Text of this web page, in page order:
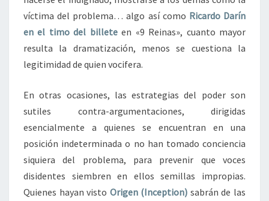
víctima del problema… algo así como Ricardo Darín
en el timo del billeteen «9 Reinas», cuanto mayor
resulta la dramatización, menos se cuestiona la
legitimidad de quien vocifera.
En otras ocasiones, las estrategias del poder son
sutiles contra-argumentaciones, dirigidas
esencialmente a quienes se encuentran en una
posición indeterminada o no han tomado conciencia
siquiera del problema, para prevenir que voces
disidentes siembren en ellos semillas impropias.
Quienes hayan visto Origen (Inception) sabrán de las